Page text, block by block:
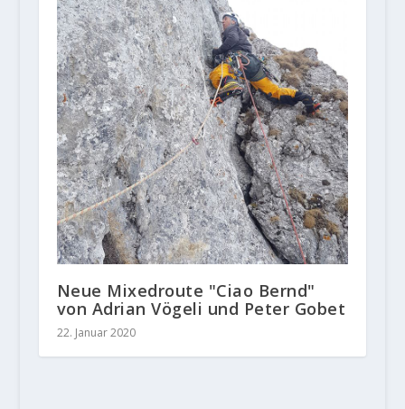
Neue Mixedroute "Ciao Bernd"
von Adrian Vögeli und Peter Gobet
22. Januar 2020